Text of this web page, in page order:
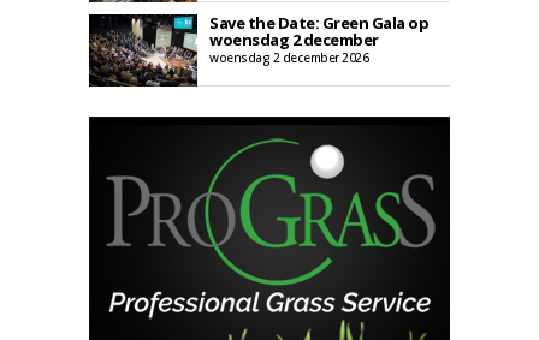
Save the Date: Green Gala op
woensdag 2 december
woensdag 2 december 2026